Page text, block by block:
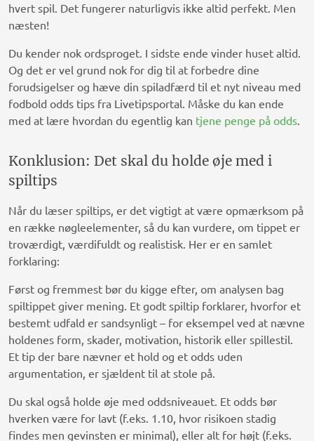
hvert spil. Det fungerer naturligvis ikke altid perfekt. Men
næsten!
Du kender nok ordsproget. I sidste ende vinder huset altid.
Og det er vel grund nok for dig til at forbedre dine
forudsigelser og hæve din spiladfærd til et nyt niveau med
fodbold odds tips fra Livetipsportal. Måske du kan ende
med at lære hvordan du egentlig kan tjene penge på odds.
Konklusion: Det skal du holde øje med i
spiltips
Når du læser spiltips, er det vigtigt at være opmærksom på
en række nøgleelementer, så du kan vurdere, om tippet er
troværdigt, værdifuldt og realistisk. Her er en samlet
forklaring:
Først og fremmest bør du kigge efter, om analysen bag
spiltippet giver mening. Et godt spiltip forklarer, hvorfor et
bestemt udfald er sandsynligt – for eksempel ved at nævne
holdenes form, skader, motivation, historik eller spillestil.
Et tip der bare nævner et hold og et odds uden
argumentation, er sjældent til at stole på.
Du skal også holde øje med oddsniveauet. Et odds bør
hverken være for lavt (f.eks. 1.10, hvor risikoen stadig
findes men gevinsten er minimal), eller alt for højt (f.eks.